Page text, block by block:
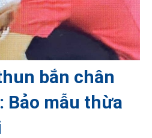
bắn chân
Bảo mẫu thừa